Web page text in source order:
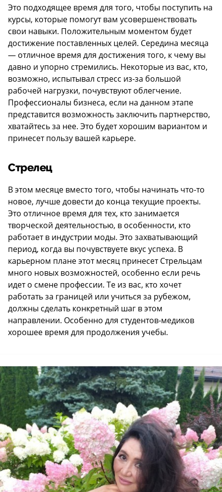
Это подходящее время для того, чтобы поступить на
курсы, которые помогут вам усовершенствовать
свои навыки. Положительным моментом будет
достижение поставленных целей. Середина месяца
— отличное время для достижения того, к чему вы
давно и упорно стремились. Некоторые из вас, кто,
возможно, испытывал стресс из-за большой
рабочей нагрузки, почувствуют облегчение.
Профессионалы бизнеса, если на данном этапе
представится возможность заключить партнерство,
хватайтесь за нее. Это будет хорошим вариантом и
принесет пользу вашей карьере.
Стрелец
В этом месяце вместо того, чтобы начинать что-то
новое, лучше довести до конца текущие проекты.
Это отличное время для тех, кто занимается
творческой деятельностью, в особенности, кто
работает в индустрии моды. Это захватывающий
период, когда вы почувствуете вкус успеха. В
карьерном плане этот месяц принесет Стрельцам
много новых возможностей, особенно если речь
идет о смене профессии. Те из вас, кто хочет
работать за границей или учиться за рубежом,
должны сделать конкретный шаг в этом
направлении. Особенно для студентов-медиков
хорошее время для продолжения учебы.